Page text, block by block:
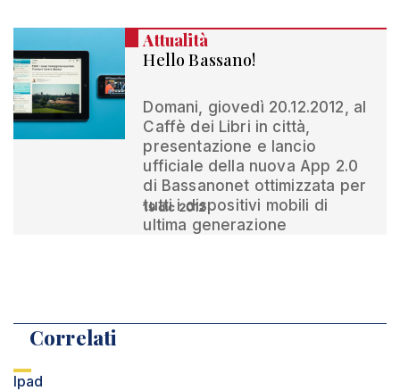
Attualità
Hello Bassano!
Domani, giovedì 20.12.2012, al
Caffè dei Libri in città,
presentazione e lancio
ufficiale della nuova App 2.0
di Bassanonet ottimizzata per
tutti i dispositivi mobili di
ultima generazione
19 dic 2012
Correlati
Ipad